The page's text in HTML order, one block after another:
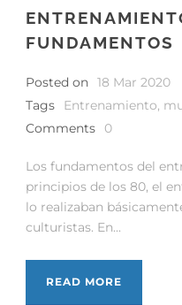
FUNDAMENTOS
Posted on 18 Mar 2020
Tags
Entrenamiento,
Comments
0
Los fundamentos del
principios de los 80, el
lo realizaban
culturistas. En...
READ MORE